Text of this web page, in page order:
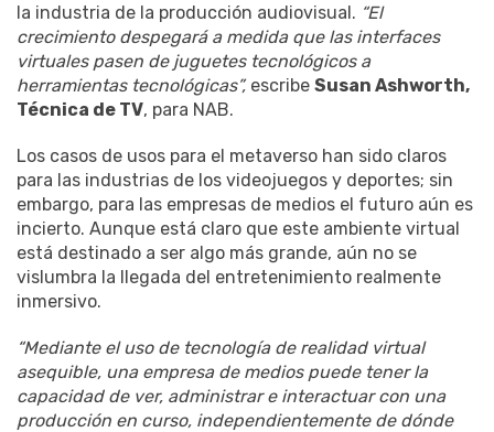
la industria de la producción audiovisual. “El
crecimiento despegará a medida que las interfaces
virtuales pasen de juguetes tecnológicos a
herramientas tecnológicas”, escribe Susan Ashworth,
Técnica de TV, para NAB.
Los casos de usos para el metaverso han sido claros
para las industrias de los videojuegos y deportes; sin
embargo, para las empresas de medios el futuro aún es
incierto. Aunque está claro que este ambiente virtual
está destinado a ser algo más grande, aún no se
vislumbra la llegada del entretenimiento realmente
inmersivo.
“Mediante el uso de tecnología de realidad virtual
asequible, una empresa de medios puede tener la
capacidad de ver, administrar e interactuar con una
producción en curso, independientemente de dónde